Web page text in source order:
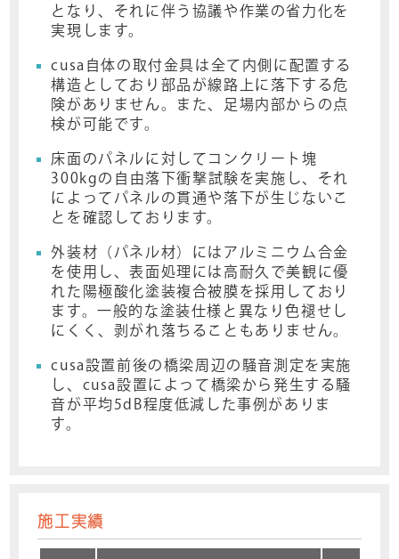
となり、それに伴う協議や作業の省力化を
実現します。
cusa自体の取付金具は全て内側に配置する
構造としており部品が線路上に落下する危
険がありません。また、足場内部からの点
検が可能です。
床面のパネルに対してコンクリート塊
300kgの自由落下衝撃試験を実施し、それ
によってパネルの貫通や落下が生じないこ
とを確認しております。
外装材（パネル材）にはアルミニウム合金
を使用し、表面処理には高耐久で美観に優
れた陽極酸化塗装複合被膜を採用しており
ます。一般的な塗装仕様と異なり色褪せし
にくく、剥がれ落ちることもありません。
cusa設置前後の橋梁周辺の騒音測定を実施
し、cusa設置によって橋梁から発生する騒
音が平均5dB程度低減した事例がありま
す。
施工実績